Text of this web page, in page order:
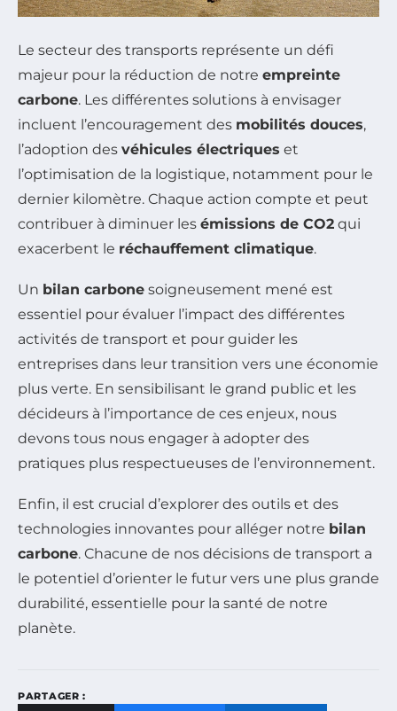
Le secteur des transports représente un défi
majeur pour la réduction de notre empreinte
carbone. Les différentes solutions à envisager
incluent l’encouragement des mobilités douces,
l’adoption des véhicules électriques et
l’optimisation de la logistique, notamment pour le
dernier kilomètre. Chaque action compte et peut
contribuer à diminuer les émissions de CO2 qui
exacerbent le réchauffement climatique.
Un bilan carbone soigneusement mené est
essentiel pour évaluer l’impact des différentes
activités de transport et pour guider les
entreprises dans leur transition vers une économie
plus verte. En sensibilisant le grand public et les
décideurs à l’importance de ces enjeux, nous
devons tous nous engager à adopter des
pratiques plus respectueuses de l’environnement.
Enfin, il est crucial d’explorer des outils et des
technologies innovantes pour alléger notre bilan
carbone. Chacune de nos décisions de transport a
le potentiel d’orienter le futur vers une plus grande
durabilité, essentielle pour la santé de notre
planète.
PARTAGER :